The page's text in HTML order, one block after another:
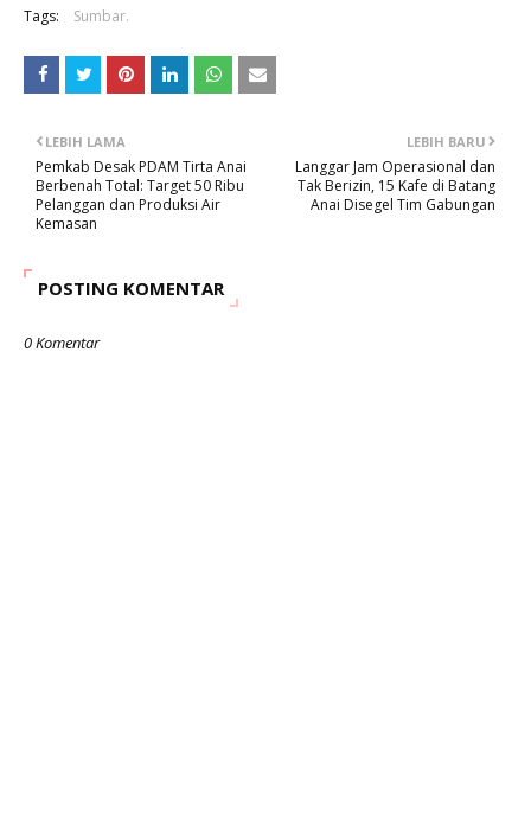
Tags: Sumbar.
LEBIH BARU
Langgar Jam Operasional dan
Tak Berizin, 15 Kafe di Batang
Anai Disegel Tim Gabungan
LEBIH LAMA
Pemkab Desak PDAM Tirta Anai
Berbenah Total: Target 50 Ribu
Pelanggan dan Produksi Air
Kemasan
POSTING KOMENTAR
0 Komentar